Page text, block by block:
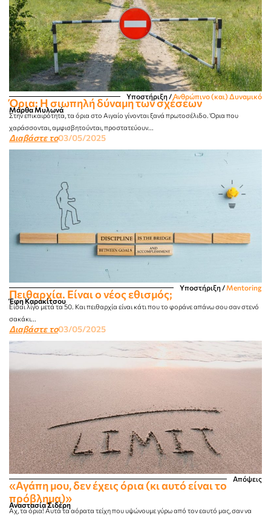
Υποστήριξη / Ανθρώπινο (και) Δυναμικό
Όρια: Η σιωπηλή δύναμη των σχέσεων
Μάρθα Μυλωνά
Στην επικαιρότητα, τα όρια στο Αιγαίο γίνονται ξανά πρωτοσέλιδο. Όρια που
χαράσσονται, αμφισβητούνται, προστατεύουν...
Διαβάστε το03/05/2025
Υποστήριξη / Mentoring
Πειθαρχία. Είναι ο νέος εθισμός;
Έφη Καρακίτσου
Είσαι λίγο μετά τα 50. Και πειθαρχία είναι κάτι που το φοράνε απάνω σου σαν στενό
σακάκι...
Διαβάστε το03/05/2025
Απόψεις
«Αγάπη μου, δεν έχεις όρια (κι αυτό είναι το
πρόβλημα)»
Αναστασία Σιδέρη
Αχ, τα όρια! Αυτά τα αόρατα τείχη που υψώνουμε γύρω από τον εαυτό μας, σαν να